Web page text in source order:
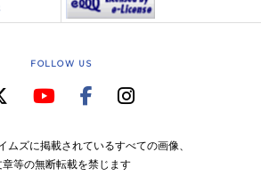
FOLLOW US
ムズに掲載されているすべての画像、
章等の無断転載を禁じます